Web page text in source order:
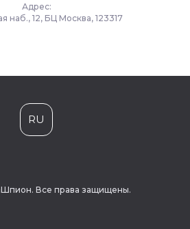
Адрес:
наб., 12, БЦ Москва, 123317
RU
Все права защищены.